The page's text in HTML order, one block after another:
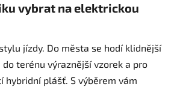
vybrat na elektrickou
jízdy. Do města se hodí klidnější
terénu výraznější vzorek a pro
hybridní plášť. S výběrem vám